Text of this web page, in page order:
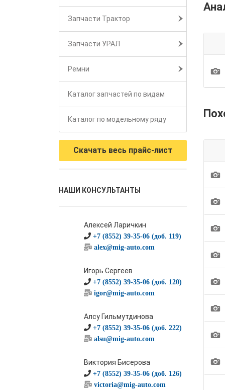
Запчасти Трактор
Запчасти УРАЛ
Ремни
Каталог запчастей по видам
Каталог по модельному ряду
Скачать весь прайс-лист
НАШИ КОНСУЛЬТАНТЫ
Алексей Ларичкин
+7 (8552) 39-35-06 (доб. 119)
alex@mig-auto.com
Игорь Сергеев
+7 (8552) 39-35-06 (доб. 120)
igor@mig-auto.com
Алсу Гильмутдинова
+7 (8552) 39-35-06 (доб. 222)
alsu@mig-auto.com
Виктория Бисерова
+7 (8552) 39-35-06 (доб. 126)
victoria@mig-auto.com
1
1
1
1
1
1
1
1
1